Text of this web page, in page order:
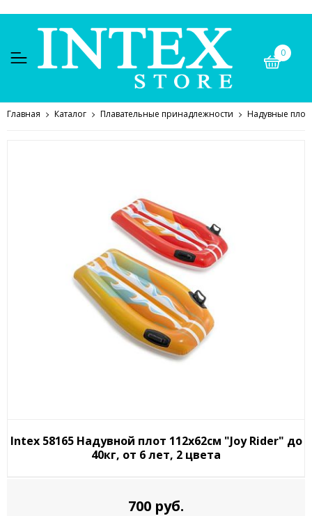
0
Главная Каталог Плавательные принадлежности Надувные
Intex 58165 Надувной плот 112х62см "Joy Rider" до
40кг, от 6 лет, 2 цвета
700 руб.